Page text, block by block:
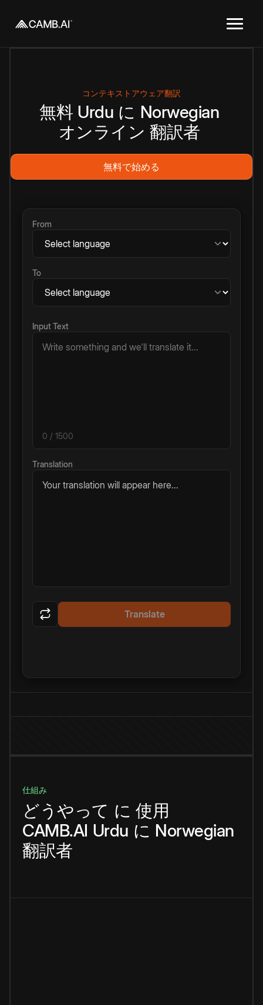
コンテキストアウェア翻訳
無料 Urdu に Norwegian
オンライン 翻訳者
無料で始める
From
To
Input Text
0 / 1500
Translation
Your translation will appear here...
Translate
仕組み
どうやって に 使用
CAMB.AI Urdu に Norwegian
翻訳者